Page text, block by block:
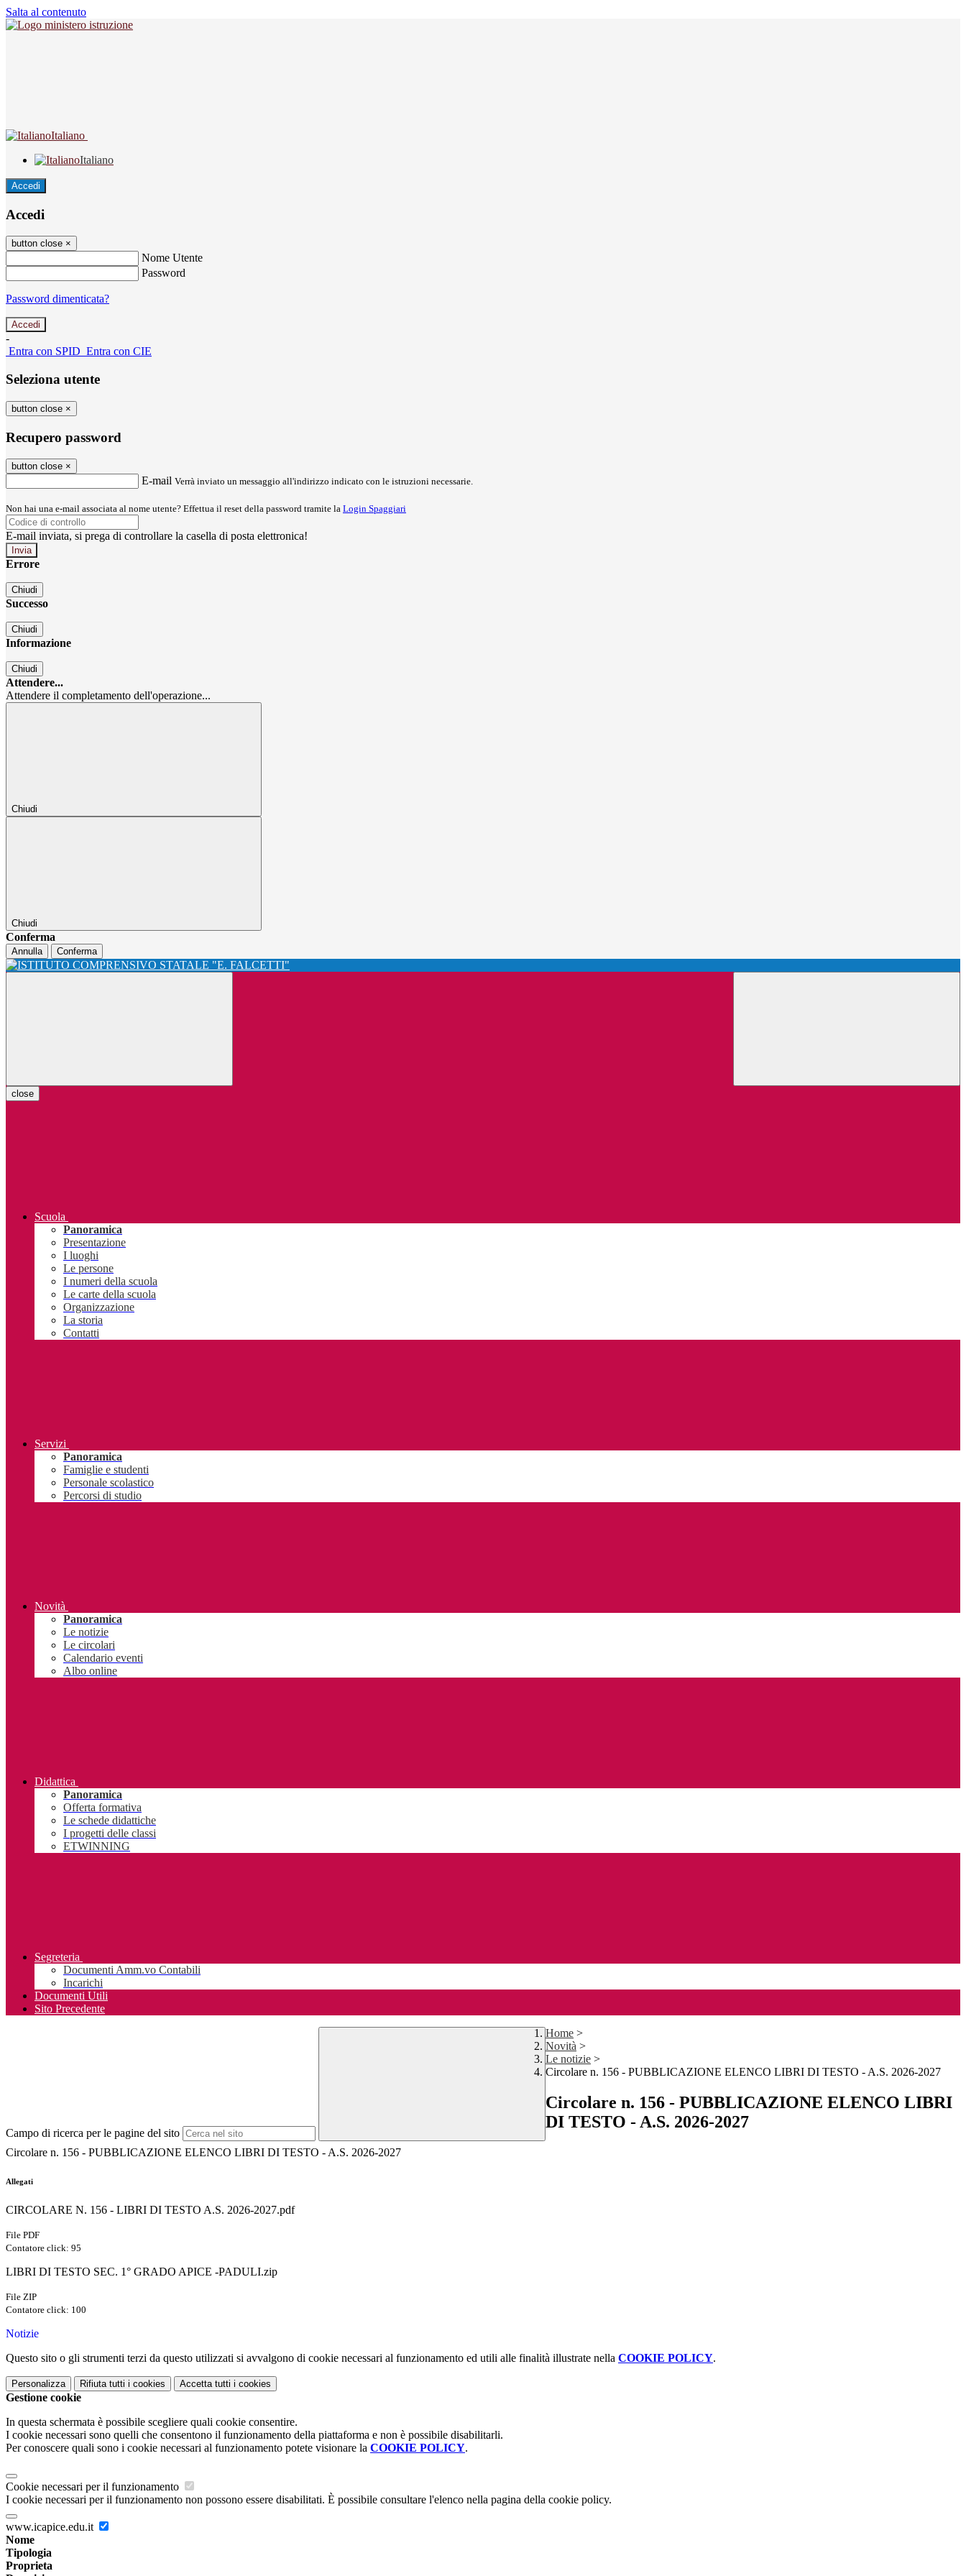
Salta al contenuto
Italiano
Italiano
Accedi
Accedi
button close ×
Nome Utente
Password
Password dimenticata?
-
Entra con SPID Entra con CIE
Seleziona utente
button close ×
Recupero password
button close ×
E-mail Verrà inviato un messaggio all'indirizzo indicato con le istruzioni necessarie.
Non hai una e-mail associata al nome utente? Effettua il reset della password tramite la Login Spaggiari
E-mail inviata, si prega di controllare la casella di posta elettronica!
Errore
Chiudi
Successo
Chiudi
Informazione
Chiudi
Attendere...
Attendere il completamento dell'operazione...
Chiudi
Chiudi
Conferma
Annulla Conferma
close
Scuola
Panoramica
Presentazione
I luoghi
Le persone
I numeri della scuola
Le carte della scuola
Organizzazione
La storia
Contatti
Servizi
Panoramica
Famiglie e studenti
Personale scolastico
Percorsi di studio
Novità
Panoramica
Le notizie
Le circolari
Calendario eventi
Albo online
Didattica
Panoramica
Offerta formativa
Le schede didattiche
I progetti delle classi
ETWINNING
Segreteria
Documenti Amm.vo Contabili
Incarichi
Documenti Utili
Sito Precedente
Campo di ricerca per le pagine del sito
Home >
Novità >
Le notizie >
Circolare n. 156 - PUBBLICAZIONE ELENCO LIBRI DI TESTO - A.S. 2026-2027
Circolare n. 156 - PUBBLICAZIONE ELENCO LIBRI
DI TESTO - A.S. 2026-2027
Circolare n. 156 - PUBBLICAZIONE ELENCO LIBRI DI TESTO - A.S. 2026-2027
Allegati
CIRCOLARE N. 156 - LIBRI DI TESTO A.S. 2026-2027.pdf
File PDF
Contatore click: 95
LIBRI DI TESTO SEC. 1° GRADO APICE -PADULI.zip
File ZIP
Contatore click: 100
Notizie
Questo sito o gli strumenti terzi da questo utilizzati si avvalgono di cookie necessari al funzionamento ed utili alle finalità illustrate nella COOKIE POLICY.
Personalizza Rifiuta tutti i cookies Accetta tutti i cookies
Gestione cookie
In questa schermata è possibile scegliere quali cookie consentire.
I cookie necessari sono quelli che consentono il funzionamento della piattaforma e non è possibile disabilitarli.
Per conoscere quali sono i cookie necessari al funzionamento potete visionare la COOKIE POLICY.
Cookie necessari per il funzionamento
I cookie necessari per il funzionamento non possono essere disabilitati. È possibile consultare l'elenco nella pagina della cookie policy.
www.icapice.edu.it
Nome
Tipologia
Proprieta